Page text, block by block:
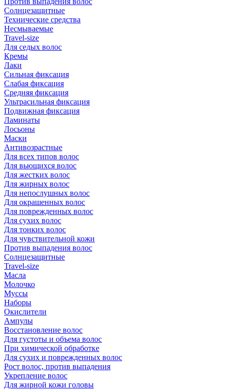
Солнцезащитные
Технические средства
Несмываемые
Travel-size
Для седых волос
Кремы
Лаки
Сильная фиксация
Слабая фиксация
Средняя фиксация
Ультрасильная фиксация
Подвижная фиксация
Ламинаты
Лосьоны
Маски
Антивозрастные
Для всех типов волос
Для вьющихся волос
Для жестких волос
Для жирных волос
Для непослушных волос
Для окрашенных волос
Для поврежденных волос
Для сухих волос
Для тонких волос
Для чувствительной кожи
Против выпадения волос
Солнцезащитные
Travel-size
Масла
Молочко
Муссы
Наборы
Окислители
Ампулы
Восстановление волос
Для густоты и объема волос
При химической обработке
Для сухих и поврежденных волос
Рост волос, против выпадения
Укрепление волос
Для жирной кожи головы